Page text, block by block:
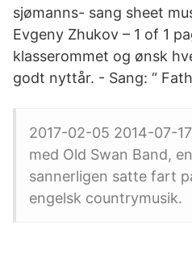
sjømanns- sang sheet
Evgeny Zhukov – 1 of 1
klasserommet og ønsk
godt nyttår. - Sang: “
2017-02-05 2014-07-
med Old Swan Band,
sannerligen satte fart
engelsk countrymusik.